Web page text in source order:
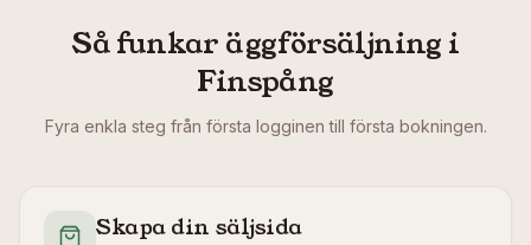
Så funkar äggförsäljning i
Finspång
Fyra enkla steg från första logginen till första bokningen.
Skapa din säljsida